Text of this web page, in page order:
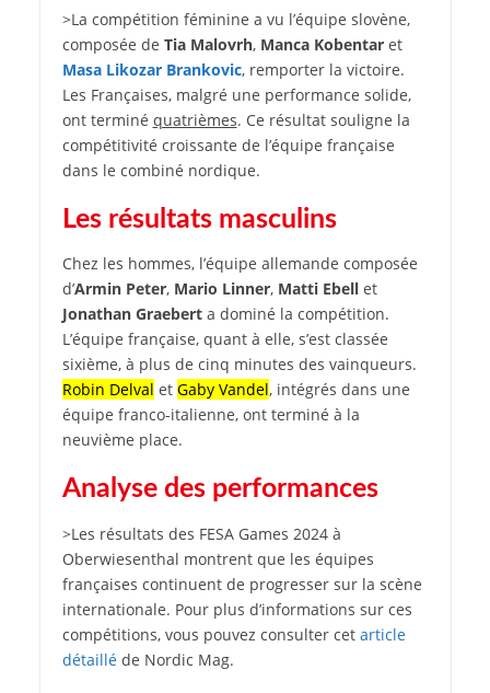
>La compétition féminine a vu l’équipe slovène,
composée de Tia Malovrh, Manca Kobentaret
Masa Likozar Brankovic, remporter la victoire.
Les Françaises, malgré une performance solide,
ont terminé quatrièmes. Ce résultat souligne la
compétitivité croissante de l’équipe française
dans le combiné nordique.
Les résultats masculins
Chez les hommes, l’équipe allemande composée
d’Armin Peter, Mario Linner, Matti Ebellet
Jonathan Graeberta dominé la compétition.
L’équipe française, quant à elle, s’est classée
sixième, à plus de cinq minutes des vainqueurs.
Robin Delval et Gaby Vandel, intégrés dans une
équipe franco-italienne, ont terminé à la
neuvième place.
Analyse des performances
>Les résultats des FESA Games 2024 à
Oberwiesenthal montrent que les équipes
françaises continuent de progresser sur la scène
internationale. Pour plus d’informations sur ces
compétitions, vous pouvez consulter cet article
détailléde Nordic Mag.